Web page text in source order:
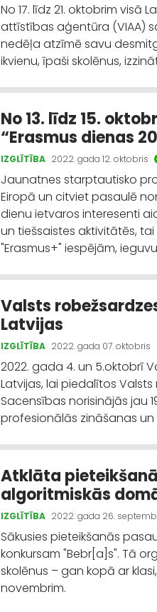
No 17. līdz 21. oktobrim visā
attīstības aģentūra (VIAA)
nedēļa atzīmē savu
ikvienu, īpaši skolēnus,
No 13. līdz 15.
“Erasmus dienas
IZGLĪTĪBA 2022. gada 12. oktobris
Jaunatnes starptautisko
Eiropā un citviet pasaulē
dienu ietvaros interesenti
un tiešsaistes aktivitātēs,
"Erasmus+" iespējām,
Valsts
Latvijas
IZGLĪTĪBA 2022. gada 07. oktobris
2022. gada 4. un 5.oktobrī
Latvijas, lai piedalītos
Sacensības norisinājās jau
profesionālās zināšanas un
Atklāta
algoritmiskās
IZGLĪTĪBA 2022. gada 26.
Sākusies pieteikšanās
konkursam "Bebr[a]s". Tā
skolēnus – gan kopā ar
novembrim.